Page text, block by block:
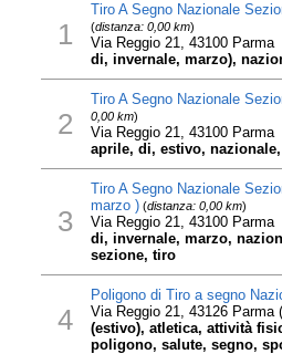
1
Tiro A Segno Nazionale
(distanza: 0,00 km)
Via Reggio 21, 43100 Parma
di, invernale, marzo),
2
Tiro A Segno Nazionale
0,00 km)
Via Reggio 21, 43100 Parma
aprile, di, estivo,
3
Tiro A Segno Nazionale
marzo )(distanza: 0,00 km)
Via Reggio 21, 43100 Parma
di, invernale, marzo,
sezione, tiro
4
Poligono di Tiro a segno
Via Reggio 21, 43126 Parma
(estivo), atletica, attività
poligono, salute, segno,